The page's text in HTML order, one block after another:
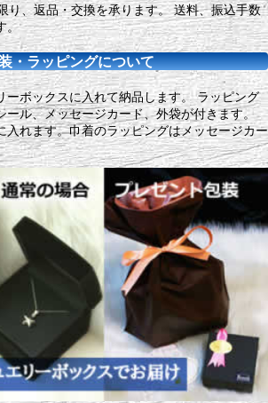
り、返品・交換を承ります。 送料、振込手数
。
・ラッピングについて
ーボックスに入れて納品します。 ラッピング
ール、メッセージカード、外袋が付きます。
入れます。巾着のラッピングはメッセージカー